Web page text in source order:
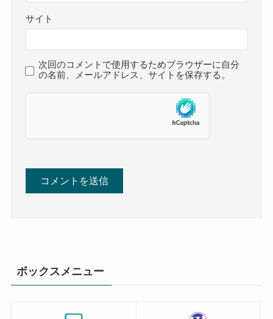
サイト
次回のコメントで使用するためブラウザーに自分
の名前、メールアドレス、サイトを保存する。
ボックスメニュー